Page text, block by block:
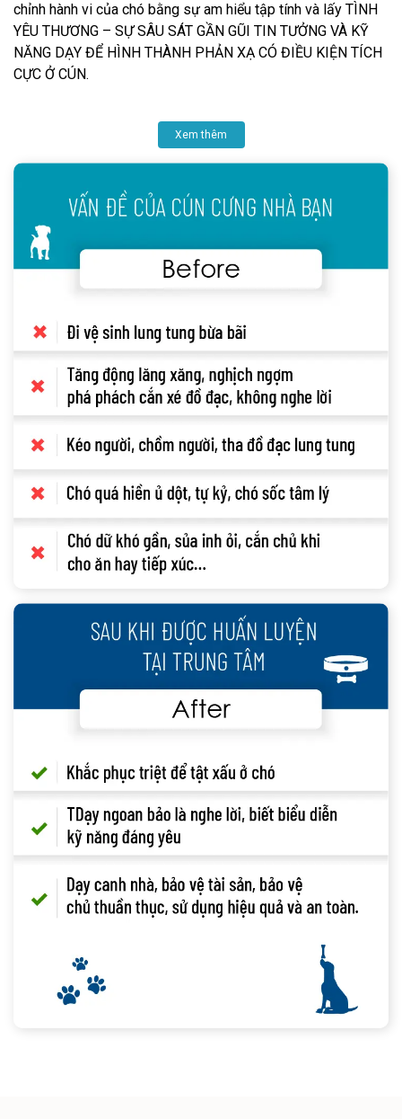
chỉnh hành vi của chó bằng sự am hiểu tập tính và lấy TÌNH
YÊU THƯƠNG – SỰ SÂU SÁT GẦN GŨI TIN TƯỞNG VÀ KỸ
NĂNG DẠY ĐỂ HÌNH THÀNH PHẢN XẠ CÓ ĐIỀU KIỆN TÍCH
CỰC Ở CÚN.
Xem thêm